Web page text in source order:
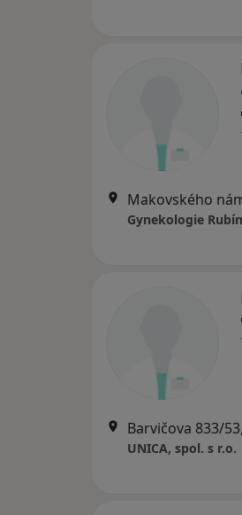
Makovského
Gynekologie Rubín
Barvičova 833/
UNICA, spol. s r.o.